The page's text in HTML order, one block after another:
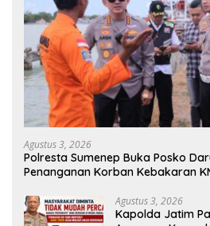
Agustus 3, 2026
Polresta Sumenep Buka Posko
Penanganan Korban Kebakaran
Agustus 3, 2026
Kapolda Jatim